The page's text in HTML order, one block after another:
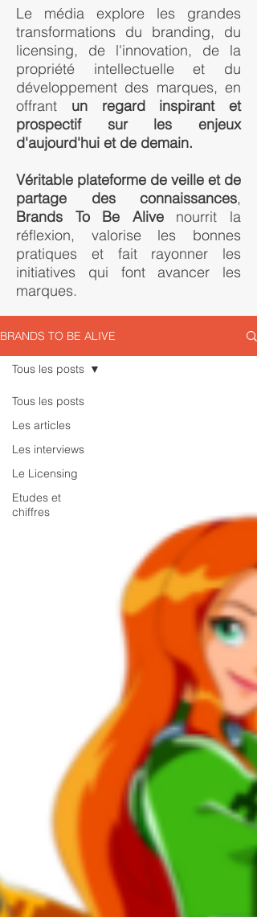
Le média explore les grandes
transformations du branding, du
licensing, de l'innovation, de la
propriété intellectuelle et du
développement des marques, en
offrant un regard inspirant et
prospectif sur les enjeux
d'aujourd'hui et de demain.
Véritable plateforme de veille et de
partage des connaissances,
Brands To Be Alivenourrit la
réflexion, valorise les bonnes
pratiques et fait rayonner les
initiatives qui font avancer les
marques.
BRANDS TO BE ALIVE
Tous les posts
Les articles
Les interviews
Le Licensing
Etudes et
chiffres
Tous les posts